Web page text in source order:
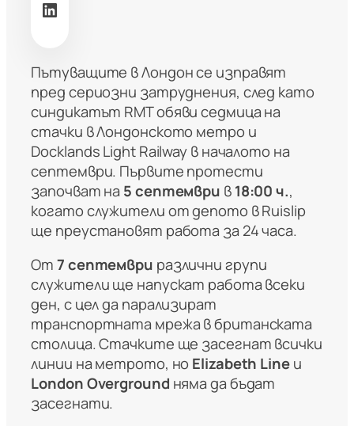
LinkedIn
Пътуващите в Лондон се изправят
пред сериозни затруднения, след като
синдикатът RMT обяви седмица на
стачки в Лондонското метро и
Docklands Light Railway в началото на
септември. Първите протести
започват на 5 септември в18:00 ч.,
когато служители от депото в Ruislip
ще преустановят работа за 24 часа.
От7 септември различни групи
служители ще напускат работа всеки
ден, с цел да парализират
транспортната мрежа в британската
столица. Стачките ще засегнат всички
линии на метрото, но Elizabeth Lineи
London Overground няма да бъдат
засегнати.